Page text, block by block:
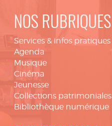
NOS RUBRIQUES
Services & infos pratiques
Agenda
Musique
Cinéma
Jeunesse
Collections patrimoniales
Bibliothèque numérique